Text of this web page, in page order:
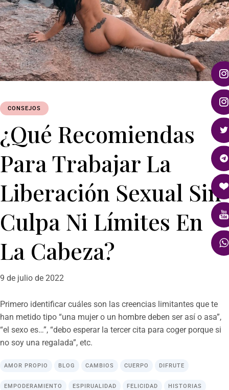
CONSEJOS
¿Qué Recomiendas
Para Trabajar La
Liberación Sexual Sin
Culpa Ni Límites En
La Cabeza?
9 de julio de 2022
Primero identificar cuáles son las creencias limitantes que te
han metido tipo “una mujer o un hombre deben ser así o asa”,
“el sexo es…”, “debo esperar la tercer cita para coger porque si
no soy una regalada”, etc.
AMOR PROPIO BLOG CAMBIOS CUERPO DIFRUTE
EMPODERAMIENTO ESPIRUALIDAD FELICIDAD HISTORIAS